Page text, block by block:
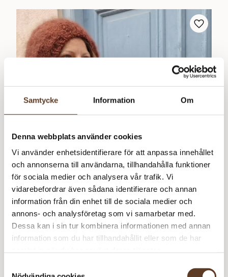
Samtycke Information Om
Denna webbplats använder cookies
Vi använder enhetsidentifierare för att anpassa innehållet
och annonserna till användarna, tillhandahålla funktioner
för sociala medier och analysera vår trafik. Vi
vidarebefordrar även sådana identifierare och annan
information från din enhet till de sociala medier och
annons- och analysföretag som vi samarbetar med.
Dessa kan i sin tur kombinera informationen med annan
information som du har tillhandahållit eller som de har
Bella Balaclava – PDF
20 kr
PDF